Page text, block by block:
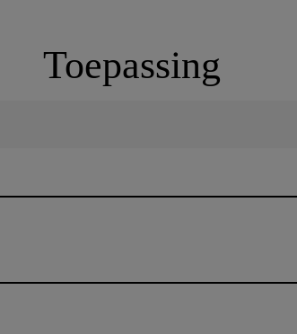
Toepassing